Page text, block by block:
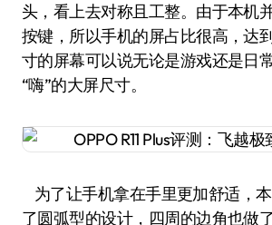
头，看上去对称且工整。由于本机
按键，所以手机的屏占比很高，达
寸的屏幕可以说无论是游戏还是日
“嗨”的大屏尺寸。
为了让手机拿在手里更加舒适，
了圆弧型的设计，四周的边角也做